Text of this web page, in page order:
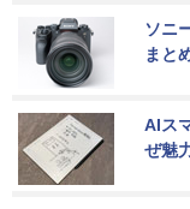
ソニ
まと
AIス
ぜ魅